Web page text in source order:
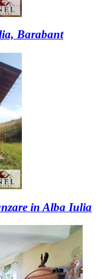
Barabant
in Alba Iulia